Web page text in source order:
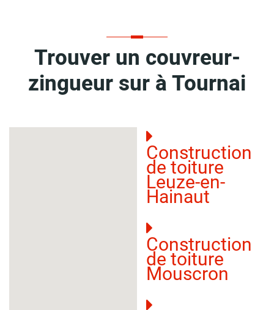
Trouver un couvreur-
zingueur sur à Tournai
Construction
de toiture
Leuze-en-
Hainaut
Construction
de toiture
Mouscron